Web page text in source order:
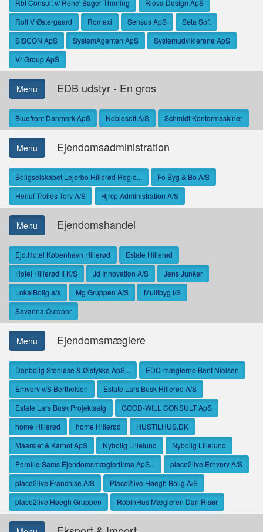
Rbt Consult v/ Rene' Bager Thoning
Rieva Design ApS
Rolf V Østergaard
Romaxi Sensus ApS
Seta Soft
SISCON ApS
SystemAgenten ApS
Systemudviklerene ApS
Vr Group ApS
Menu EDB udstyr - En gros
Bluefront Danmark ApS Noblesoft A/S Schmidt Kontormaskiner
Menu Ejendomsadministration
Boligselskabet Lejerbo Hillerød Regio...
Fo Byg & Bo A/S
Herluf Trolles Torv A/S
Hjrcp Administration A/S
Menu Ejendomshandel
Ejd.Hotel København Hillerød
Estate Hillerød
Hotel Hillerød Ii K/S
Jd Innovation A/S
Jens Junker
LokalBolig a/s
Mg Gruppen A/S
Multibyg I/S
Savanna Outdoor
Menu Ejendomsmæglere
Danbolig Stenløse & Ølstykke ApS...
EDC-mæglerne Bent Nielsen
Erhverv v/S Berthelsen
Estate Lars Busk Hillerød A/S
Estate Lars Busk Projektsalg
GOOD-WILL CONSULT ApS
home Hillerød
home Hillerød
HUSTILHUS.DK
Maarslet & Karhof ApS
Nybolig Lillelund
Nybolig Lillelund
Pernille Sams Ejendomsmæglerfirma ApS...
place2live Erhverv A/S
place2live Franchise A/S
Place2live Høegh Bolig A/S
place2live Høegh Gruppen
RobinHus Mægleren Dan Risør